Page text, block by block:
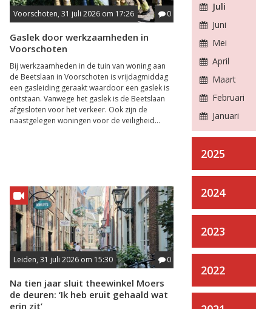
Voorschoten, 31 juli 2026 om 17:26 0
Gaslek door werkzaamheden in
Voorschoten
Bij werkzaamheden in de tuin van woning aan
de Beetslaan in Voorschoten is vrijdagmiddag
een gasleiding geraakt waardoor een gaslek is
ontstaan. Vanwege het gaslek is de Beetslaan
afgesloten voor het verkeer. Ook zijn de
naastgelegen woningen voor de veiligheid...
Leiden, 31 juli 2026 om 15:30 0
Na tien jaar sluit theewinkel Moers
de deuren: ‘Ik heb eruit gehaald wat
erin zit’
Juli
Juni
Mei
April
Maart
Februari
Januari
2025
2024
2023
2022